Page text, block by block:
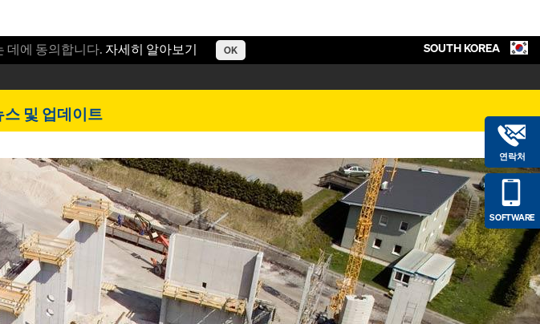
데에 동의합니다. 자세히 알아보기 OK
스 및 업데이트
연락처
SOFTWARE
SOUTH KOREA